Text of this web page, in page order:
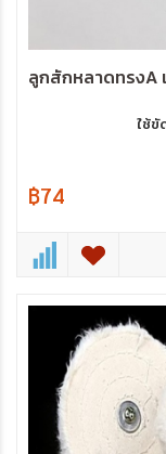
ลูกสักหลาดทรงA
ใช้ขั
฿74